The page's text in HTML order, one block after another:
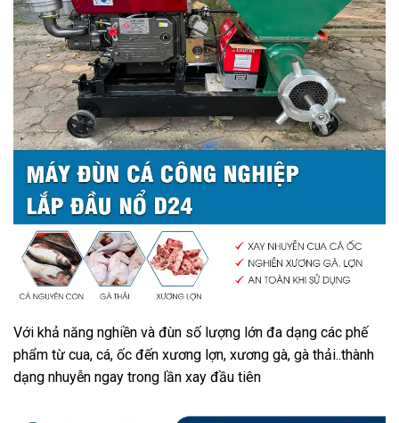
Với khả năng nghiền và đùn số lượng lớn đa dạng các phế
phẩm từ cua, cá, ốc đến xương lợn, xương gà, gà thải..thành
dạng nhuyễn ngay trong lần xay đầu tiên